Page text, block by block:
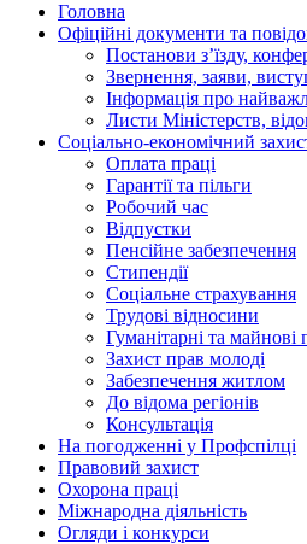
Головна
Офіційні документи та
Постанови з’їзду,
Звернення, заяви,
Інформація про
Листи Міністерств,
Соціально-економічний
Оплата праці
Гарантії та пільги
Робочий час
Відпустки
Пенсійне забезпечення
Стипендії
Соціальне страхування
Трудові відносини
Гуманітарні та майнові
Захист прав молоді
Забезпечення житлом
До відома регіонів
Консультація
На погодженні у Профспілці
Правовий захист
Охорона праці
Міжнародна діяльність
Огляди і конкурси